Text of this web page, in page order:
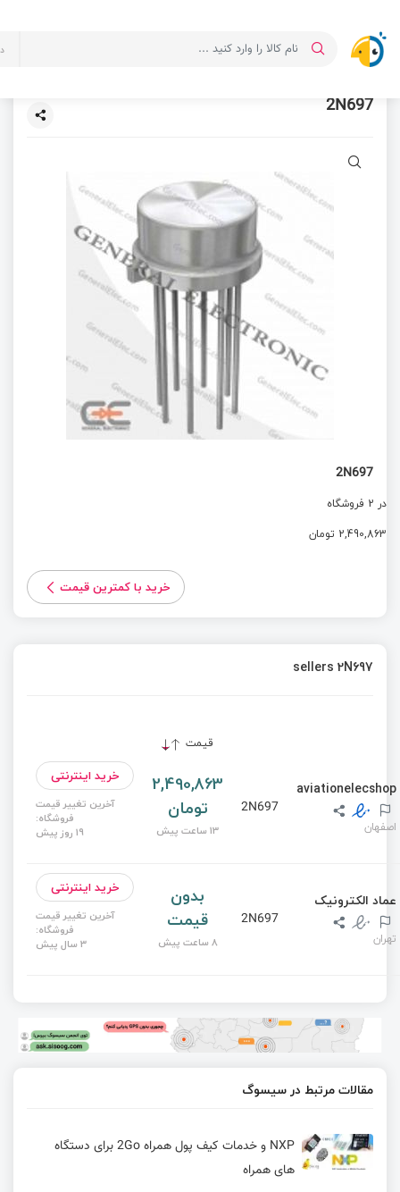
2N697
2N697
در 2 فروشگاه
2,490,863 تومان
خرید با کمترین قیمت
sellers 2N697
قیمت
aviationelecshop
اصفهان
2N697
2,490,863
تومان
13 ساعت پیش
خرید اینترنتی
آخرین تغییر قیمت
فروشگاه:
19 روز پیش
عماد الکترونیک
تهران
2N697
بدون
قیمت
8 ساعت پیش
خرید اینترنتی
آخرین تغییر قیمت
فروشگاه:
3 سال پیش
مقالات مرتبط در سیسوگ
NXP و خدمات کیف پول همراه 2Go برای دستگاه
های همراه